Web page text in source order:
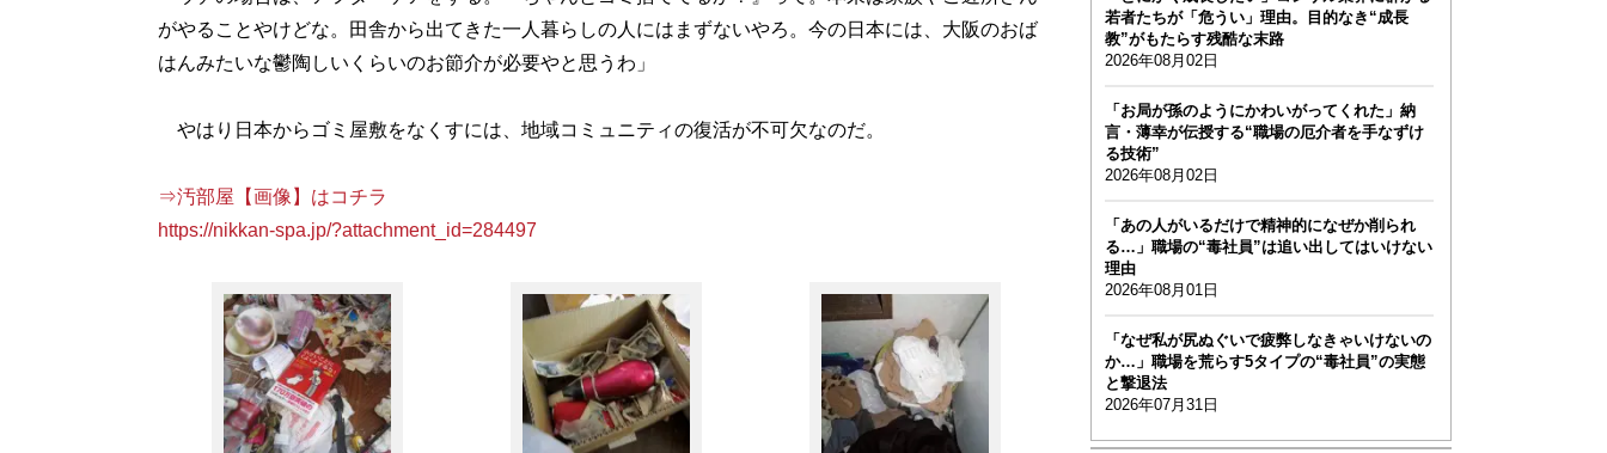
がやることやけどな。田舎から出てきた一人暮らしの人にはまずないやろ。今の日本には、大阪のおば
はんみたいな鬱陶しいくらいのお節介が必要やと思うわ」
やはり日本からゴミ屋敷をなくすには、地域コミュニティの復活が不可欠なのだ。
⇒汚部屋【画像】はコチラ
https://nikkan-spa.jp/?attachment_id=284497
若者たちが「危うい」理由。目的なき“成長
教”がもたらす残酷な末路
2026年08月02日
「お局が孫のようにかわいがってくれた」納
言・薄幸が伝授する“職場の厄介者を手なずけ
る技術”
2026年08月02日
「あの人がいるだけで精神的になぜか削られ
る…」職場の“毒社員”は追い出してはいけない
理由
2026年08月01日
「なぜ私が尻ぬぐいで疲弊しなきゃいけないの
か…」職場を荒らす5タイプの“毒社員”の実態
と撃退法
2026年07月31日